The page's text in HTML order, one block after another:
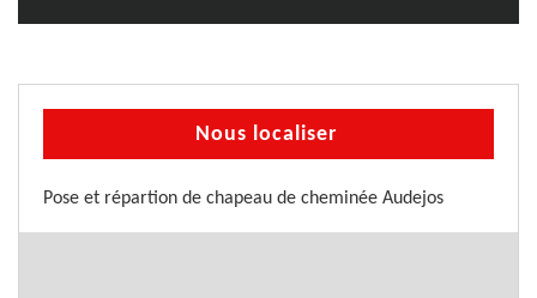
Nous localiser
Pose et répartion de chapeau de cheminée Audejos